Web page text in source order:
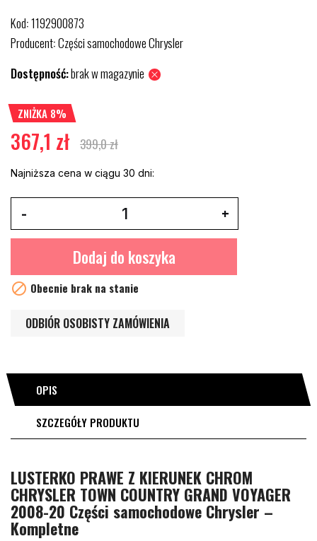
Kod:1192900873
Producent:Części samochodowe Chrysler
Dostępność:brak w magazynie
ZNIŻKA 8%
367,1 zł 399,0 zł
Najniższa cena w ciągu 30 dni:
Dodaj do koszyka
 Obecnie brak na stanie
ODBIÓR OSOBISTY ZAMÓWIENIA
OPIS
SZCZEGÓŁY PRODUKTU
LUSTERKO PRAWE Z KIERUNEK CHROM
CHRYSLER TOWN COUNTRY GRAND VOYAGER
2008-20 Części samochodowe Chrysler –
Kompletne